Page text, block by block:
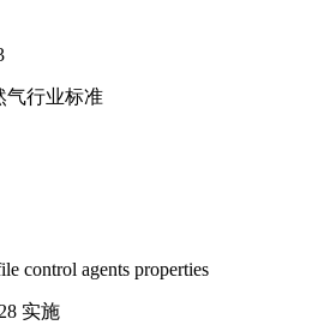
气行业标准
control agents properties
实施